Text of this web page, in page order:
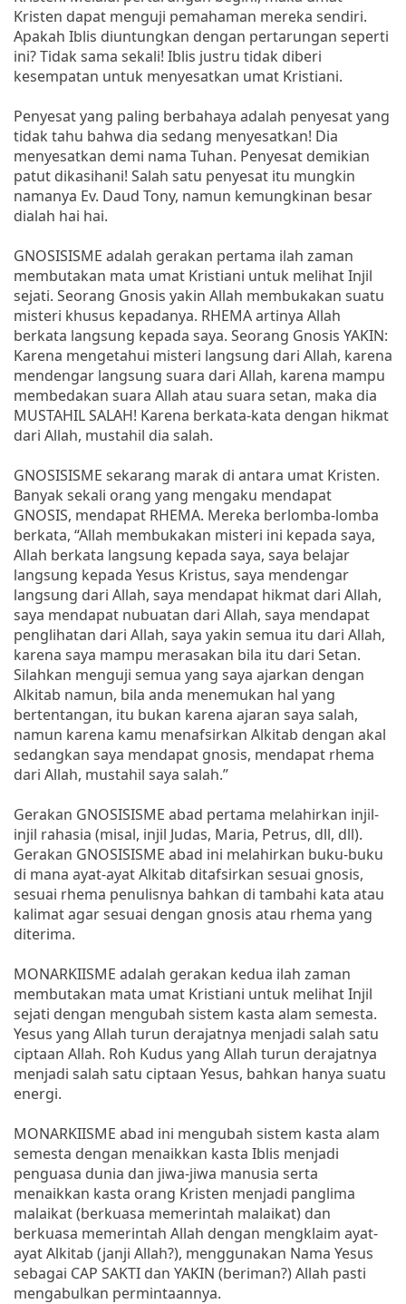
Kristen dapat menguji pemahaman mereka sendiri.
Apakah Iblis diuntungkan dengan pertarungan seperti
ini? Tidak sama sekali! Iblis justru tidak diberi
kesempatan untuk menyesatkan umat Kristiani.
Penyesat yang paling berbahaya adalah penyesat yang
tidak tahu bahwa dia sedang menyesatkan! Dia
menyesatkan demi nama Tuhan. Penyesat demikian
patut dikasihani! Salah satu penyesat itu mungkin
namanya Ev. Daud Tony, namun kemungkinan besar
dialah hai hai.
GNOSISISME adalah gerakan pertama ilah zaman
membutakan mata umat Kristiani untuk melihat Injil
sejati. Seorang Gnosis yakin Allah membukakan suatu
misteri khusus kepadanya. RHEMA artinya Allah
berkata langsung kepada saya. Seorang Gnosis YAKIN:
Karena mengetahui misteri langsung dari Allah, karena
mendengar langsung suara dari Allah, karena mampu
membedakan suara Allah atau suara setan, maka dia
MUSTAHIL SALAH! Karena berkata-kata dengan hikmat
dari Allah, mustahil dia salah.
GNOSISISME sekarang marak di antara umat Kristen.
Banyak sekali orang yang mengaku mendapat
GNOSIS, mendapat RHEMA. Mereka berlomba-lomba
berkata, “Allah membukakan misteri ini kepada saya,
Allah berkata langsung kepada saya, saya belajar
langsung kepada Yesus Kristus, saya mendengar
langsung dari Allah, saya mendapat hikmat dari Allah,
saya mendapat nubuatan dari Allah, saya mendapat
penglihatan dari Allah, saya yakin semua itu dari Allah,
karena saya mampu merasakan bila itu dari Setan.
Silahkan menguji semua yang saya ajarkan dengan
Alkitab namun, bila anda menemukan hal yang
bertentangan, itu bukan karena ajaran saya salah,
namun karena kamu menafsirkan Alkitab dengan akal
sedangkan saya mendapat gnosis, mendapat rhema
dari Allah, mustahil saya salah.”
Gerakan GNOSISISME abad pertama melahirkan injil-
injil rahasia (misal, injil Judas, Maria, Petrus, dll, dll).
Gerakan GNOSISISME abad ini melahirkan buku-buku
di mana ayat-ayat Alkitab ditafsirkan sesuai gnosis,
sesuai rhema penulisnya bahkan di tambahi kata atau
kalimat agar sesuai dengan gnosis atau rhema yang
diterima.
MONARKIISME adalah gerakan kedua ilah zaman
membutakan mata umat Kristiani untuk melihat Injil
sejati dengan mengubah sistem kasta alam semesta.
Yesus yang Allah turun derajatnya menjadi salah satu
ciptaan Allah. Roh Kudus yang Allah turun derajatnya
menjadi salah satu ciptaan Yesus, bahkan hanya suatu
energi.
MONARKIISME abad ini mengubah sistem kasta alam
semesta dengan menaikkan kasta Iblis menjadi
penguasa dunia dan jiwa-jiwa manusia serta
menaikkan kasta orang Kristen menjadi panglima
malaikat (berkuasa memerintah malaikat) dan
berkuasa memerintah Allah dengan mengklaim ayat-
ayat Alkitab (janji Allah?), menggunakan Nama Yesus
sebagai CAP SAKTI dan YAKIN (beriman?) Allah pasti
mengabulkan permintaannya.